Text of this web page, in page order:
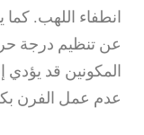
انطفاء اللهب.
عن تنظيم درجة
المكونين قد يؤدي
عدم عمل الفرن